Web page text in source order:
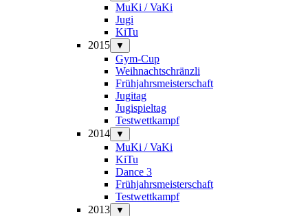
MuKi / VaKi
Jugi
KiTu
2015
▼
Gym-Cup
Weihnachtschränzli
Frühjahrsmeisterschaft
Jugitag
Jugispieltag
Testwettkampf
2014
▼
MuKi / VaKi
KiTu
Dance 3
Frühjahrsmeisterschaft
Testwettkampf
2013
▼